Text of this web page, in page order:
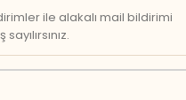
ile alakalı mail bildirimi